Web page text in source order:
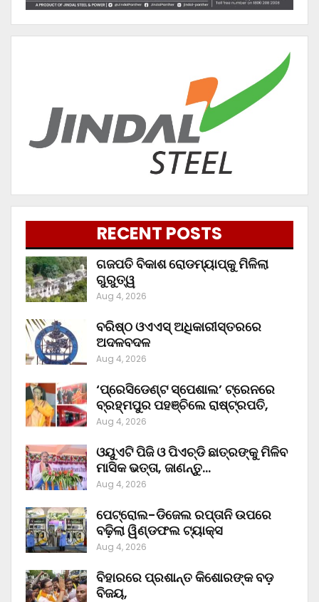
RECENT POSTS
ଗଜପତି ବିକାଶ ରୋଡମ୍ୟାପ୍‌କୁ ମିଳିଲା
ଗୁରୁତ୍ୱ
Aug 4, 2026
ବରିଷ୍ଠ ଓଏଏସ୍‌ ଅଧିକାରୀସ୍ତରରେ
ଅଦଳବଦଳ
Aug 4, 2026
‘ପ୍ରେସିଡେଣ୍ଟ ସ୍ପେଶାଲ’ ଟ୍ରେନରେ
ବ୍ରହ୍ମପୁର ପହଞ୍ଚିଲେ ରାଷ୍ଟ୍ରପତି,
Aug 4, 2026
ଓୟୁଏଟି ପିଜି ଓ ପିଏଚ୍‌ଡି ଛାତ୍ରଙ୍କୁ ମିଳିବ
ମାସିକ ଭତ୍ତା, ଜାଣନ୍ତୁ…
Aug 4, 2026
ପେଟ୍ରୋଲ-ଡିଜେଲ ରପ୍ତାନି ଉପରେ
ବଢ଼ିଲା ୱିଣ୍ଡଫଲ ଟ୍ୟାକ୍ସ
Aug 4, 2026
ବିହାରରେ ପ୍ରଶାନ୍ତ କିଶୋରଙ୍କ ବଡ଼
ବିଜୟ,